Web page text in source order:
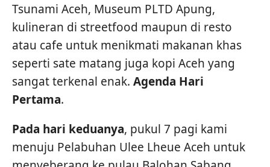
Tsunami Aceh, Museum PLTD Apung,
kulineran di streetfood maupun di resto
atau cafe untuk menikmati makanan khas
seperti sate matang juga kopi Aceh yang
sangat terkenal enak. Agenda Hari
Pertama.
Pada hari keduanya, pukul 7 pagi kami
menuju Pelabuhan Ulee Lheue Aceh untuk